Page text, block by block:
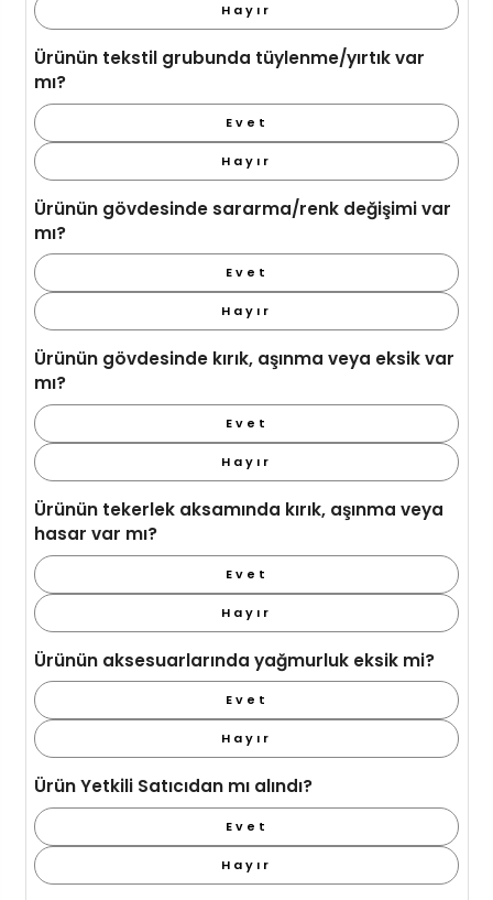
Hayır
Ürünün tekstil grubunda tüylenme/yırtık var
mı?
Evet
Hayır
Ürünün gövdesinde sararma/renk değişimi var
mı?
Evet
Hayır
Ürünün gövdesinde kırık, aşınma veya eksik var
mı?
Evet
Hayır
Ürünün tekerlek aksamında kırık, aşınma veya
hasar var mı?
Evet
Hayır
Ürünün aksesuarlarında yağmurluk eksik mi?
Evet
Hayır
Ürün Yetkili Satıcıdan mı alındı?
Evet
Hayır